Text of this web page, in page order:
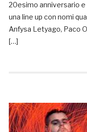
20esimo anniversario
una line up con nomi
Anfysa Letyago, Paco
[…]